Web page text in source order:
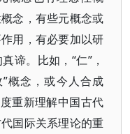
念，有些元概念或
用，有必要加以研
谛。比如，“仁”，
概念，或今人合成
重新理解中国古代
国际关系理论的重